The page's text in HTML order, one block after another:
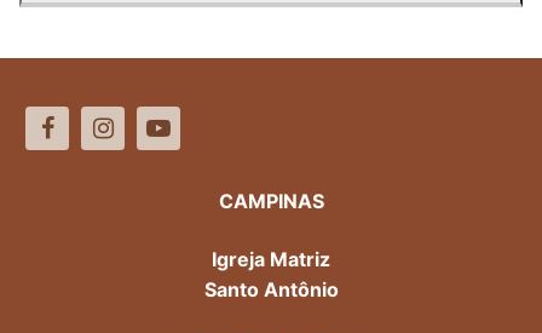
CAMPINAS
Igreja Matriz
Santo Antônio